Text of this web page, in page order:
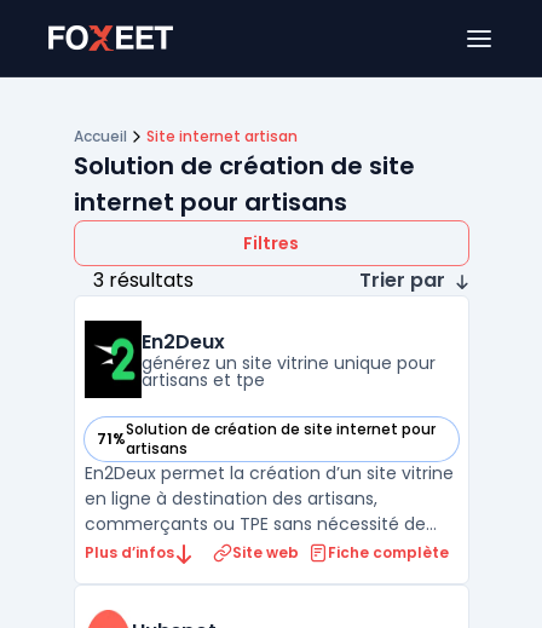
Accueil Site internet artisan
Solution de création de site
internet pour artisans
Filtres
3 résultats Trier par
En2Deux
générez un site vitrine unique pour
artisans et tpe
71%Solution de création de site internet pour
artisans
— voir En2Deux dans cette catégorie
En2Deux permet la création d’un site vitrine
en ligne à destination des artisans,
commerçants ou TPE sans nécessité de
compétence technique particulière, en
Plus d’infos Site web Fiche complète